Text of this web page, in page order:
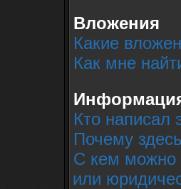
Вложения
Какие
Как мне
Кто написал
Почему
С кем можно
или